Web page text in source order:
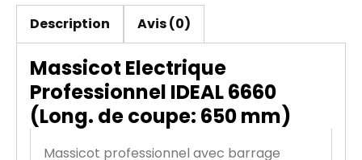
Description Avis (0)
Massicot Electrique
Professionnel IDEAL 6660
(Long. de coupe: 650 mm)
Massicot professionnel avec barrage